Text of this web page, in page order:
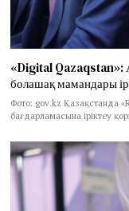
«Digital Qazaqstan»:
болашақ мамандары
Фото: gov.kz Қазақстанда
бағдарламасына іріктеу